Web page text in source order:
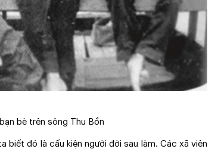
bè trên sông Thu Bồn
biết đó là cấu kiện người đời sau làm. Các xã viên